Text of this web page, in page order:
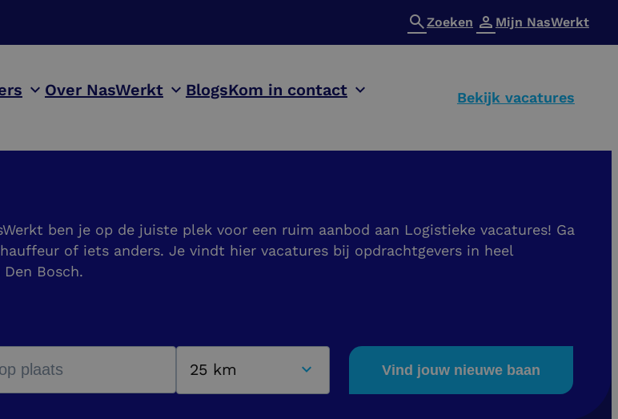
Zoeken Mijn NasWerkt
Over NasWerkt BlogsKom in contact Bekijk vacatures
ben je op de juiste plek voor een ruim aanbod aan Logistieke vacatures! Ga
of iets anders. Je vindt hier vacatures bij opdrachtgevers in heel
Bosch.
25 km Vind jouw nieuwe baan